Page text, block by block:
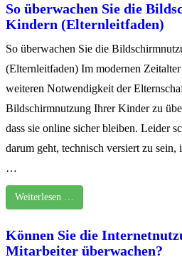
So überwachen Sie die
Kindern (Elternleitfaden)
So überwachen Sie die
(Elternleitfaden) Im modernen
weiteren Notwendigkeit der
Bildschirmnutzung Ihrer Kinder zu
dass sie online sicher bleiben. Leider
darum geht, technisch versiert zu
…
Weiterlesen …
Können Sie die
Mitarbeiter überwachen?